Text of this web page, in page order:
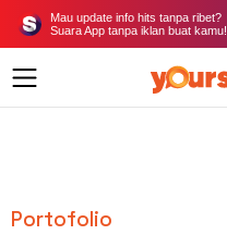
Mau update info hits tanpa ribet?
Suara App tanpa iklan buat kamu!
Portofolio